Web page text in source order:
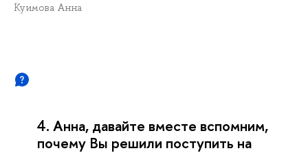
Куимова Анна
4. Анна, давайте вместе вспомним,
почему Вы решили поступить на